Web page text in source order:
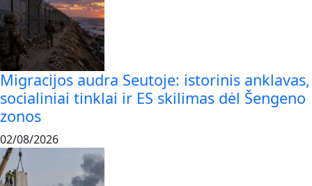
Migracijos audra Seutoje: istorinis anklavas,
socialiniai tinklai ir ES skilimas dėl Šengeno
zonos
02/08/2026